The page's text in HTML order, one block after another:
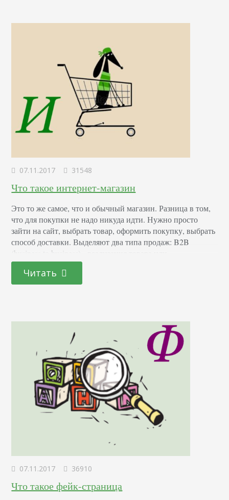
07.11.2017 31548
Что такое интернет-магазин
Это то же самое, что и обычный магазин. Разница в том,
что для покупки не надо никуда идти. Нужно просто
зайти на сайт, выбрать товар, оформить покупку, выбрать
способ доставки. Выделяют два типа продаж: B2B
(business to business) - реализация товара или
предоставление услуг коммерческим организациям. B2C
(business to customer) - продажа товара или услуг
физическим лицам. Как открыть интернет-магазин…
Читать
07.11.2017 36910
Что такое фейк-страница